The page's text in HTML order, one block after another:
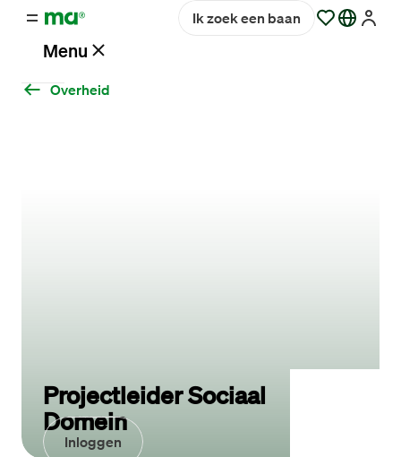
Menu
Inloggen
Ik zoek een baan
Overheid
Projectleider Sociaal
Domein